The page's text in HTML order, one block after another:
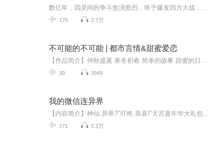
170 2.7万
不可能的不可能 | 都市言情&甜蜜爱恋
30 3949
我的微信连异界
271 5.2万